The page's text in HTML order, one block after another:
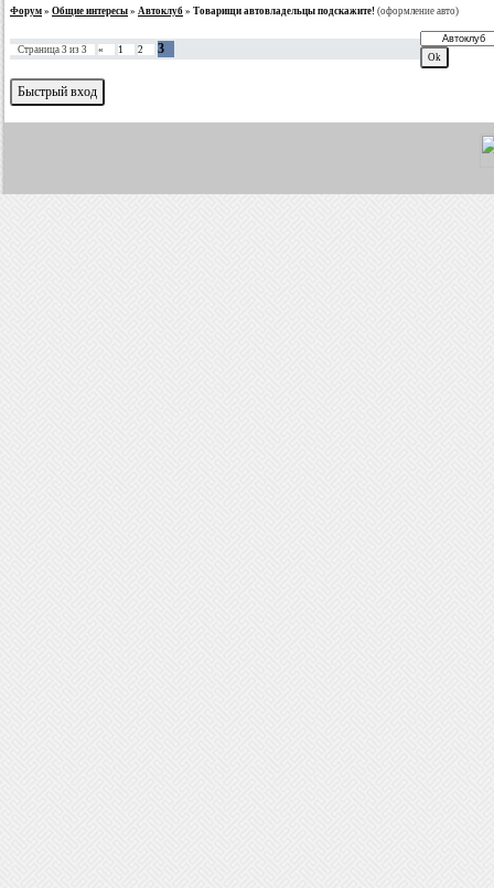
Форум » Общие интересы » Автоклуб » Товарищи автовладельцы подскажите! (оформление авто)
Страница 3 из 3 « 1 2 3